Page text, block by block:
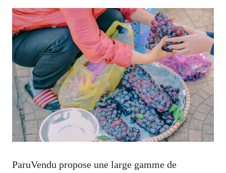
ParuVendu propose une large gamme de